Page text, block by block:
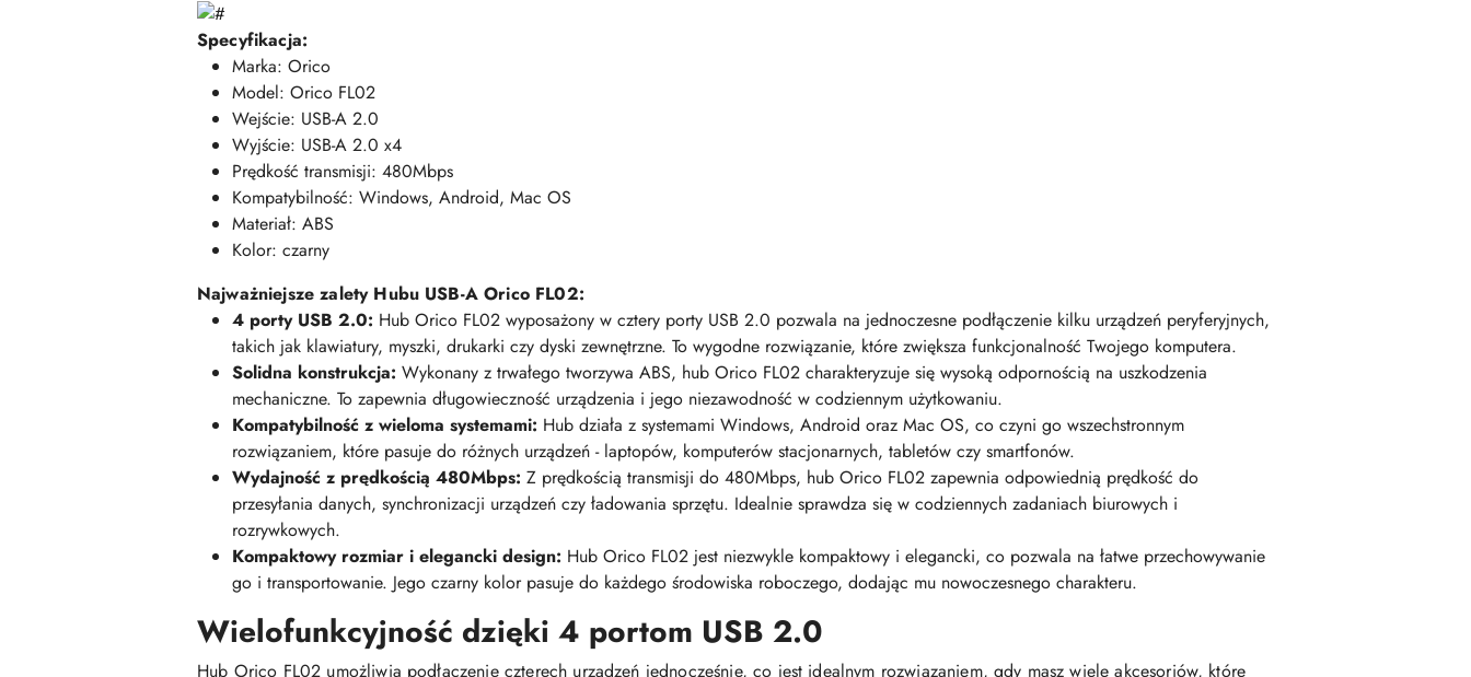
Specyfikacja:
Marka: Orico
Model: Orico FL02
Wejście: USB-A 2.0
Wyjście: USB-A 2.0 x4
Prędkość transmisji: 480Mbps
Kompatybilność: Windows, Android, Mac OS
Materiał: ABS
Kolor: czarny
Najważniejsze zalety Hubu USB-A Orico FL02:
4 porty USB 2.0: Hub Orico FL02 wyposażony w cztery porty USB 2.0 pozwala na jednoczesne podłączenie kilku urządzeń peryferyjnych,
takich jak klawiatury, myszki, drukarki czy dyski zewnętrzne. To wygodne rozwiązanie, które zwiększa funkcjonalność Twojego komputera.
Solidna konstrukcja: Wykonany z trwałego tworzywa ABS, hub Orico FL02 charakteryzuje się wysoką odpornością na uszkodzenia
mechaniczne. To zapewnia długowieczność urządzenia i jego niezawodność w codziennym użytkowaniu.
Kompatybilność z wieloma systemami: Hub działa z systemami Windows, Android oraz Mac OS, co czyni go wszechstronnym
rozwiązaniem, które pasuje do różnych urządzeń - laptopów, komputerów stacjonarnych, tabletów czy smartfonów.
Wydajność z prędkością 480Mbps: Z prędkością transmisji do 480Mbps, hub Orico FL02 zapewnia odpowiednią prędkość do
przesyłania danych, synchronizacji urządzeń czy ładowania sprzętu. Idealnie sprawdza się w codziennych zadaniach biurowych i
rozrywkowych.
Kompaktowy rozmiar i elegancki design: Hub Orico FL02 jest niezwykle kompaktowy i elegancki, co pozwala na łatwe przechowywanie
go i transportowanie. Jego czarny kolor pasuje do każdego środowiska roboczego, dodając mu nowoczesnego charakteru.
Wielofunkcyjność dzięki 4 portom USB 2.0
Hub Orico FL02 umożliwia podłączenie czterech urządzeń jednocześnie, co jest idealnym rozwiązaniem, gdy masz wiele akcesoriów, które